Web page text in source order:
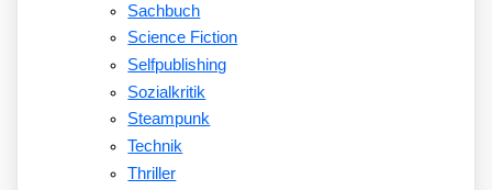
Sachbuch
Science Fiction
Selfpublishing
Sozialkritik
Steampunk
Technik
Thriller